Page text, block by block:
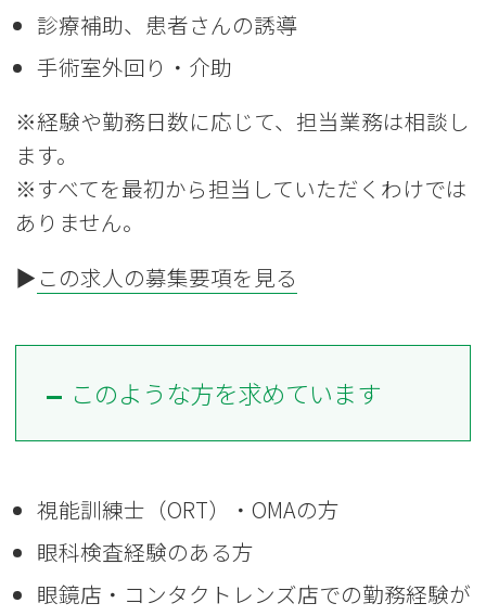
診療補助、患者さんの誘導
手術室外回り・介助
※経験や勤務日数に応じて、担当業務は相談し
ます。
※すべてを最初から担当していただくわけでは
ありません。
▶ この求人の募集要項を見る
このような方を求めています
視能訓練士（ORT）・OMAの方
眼科検査経験のある方
眼鏡店・コンタクトレンズ店での勤務経験が